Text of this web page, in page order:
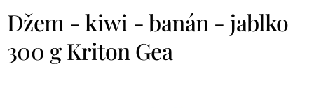
Džem - kiwi - banán - jablko
300 g Kriton Gea